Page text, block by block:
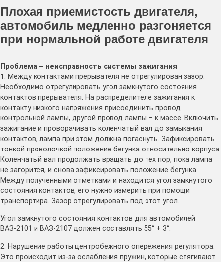
Плохая приемистость двигателя,
автомобиль медленно разгоняется
при нормальной работе двигателя
Проблема – неисправность системы зажигания
1. Между контактами прерывателя не отрегулирован зазор.
Необходимо отрегулировать угол замкнутого состояния
контактов прерывателя. На распределителе зажигания к
контакту низкого напряжения присоединить провод
контрольной лампы, другой провод лампы – к массе. Включить
зажигание и проворачивать коленчатый вал до замыкания
контактов, лампа при этом должна погаснуть. Зафиксировать
тонкой проволочкой положение бегунка относительно корпуса.
Коленчатый вал продолжать вращать до тех пор, пока лампа
не загорится, и снова зафиксировать положение бегунка.
Между полученными отметками и находится угол замкнутого
состояния контактов, его нужно измерить при помощи
транспортира. Зазор отрегулировать под этот угол.
Угол замкнутого состояния контактов для автомобилей
ВАЗ-2101 и ВАЗ-2107 должен составлять 55° + 3°.
2. Нарушение работы центробежного опережения регулятора.
Это происходит из-за ослабления пружин, которые стягивают